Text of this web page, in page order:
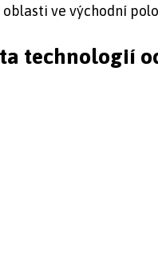
oblasti ve východní
technologií